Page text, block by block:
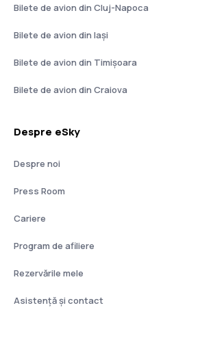
Bilete de avion din Cluj-Napoca
Bilete de avion din Iași
Bilete de avion din Timișoara
Bilete de avion din Craiova
Despre eSky
Despre noi
Press Room
Cariere
Program de afiliere
Rezervările mele
Asistenţă şi contact